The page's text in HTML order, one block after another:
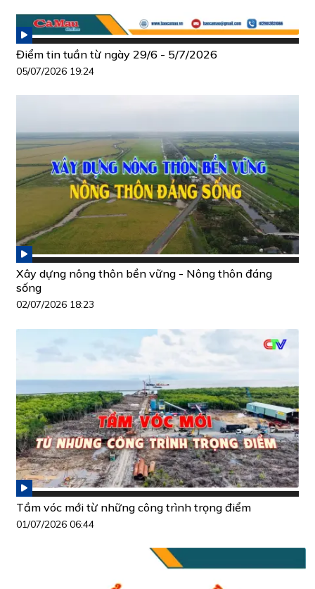
Điểm tin tuần từ ngày 29/6 - 5/7/2026
05/07/2026 19:24
Xây dựng nông thôn bền vững - Nông thôn đáng
sống
02/07/2026 18:23
Tầm vóc mới từ những công trình trọng điểm
01/07/2026 06:44